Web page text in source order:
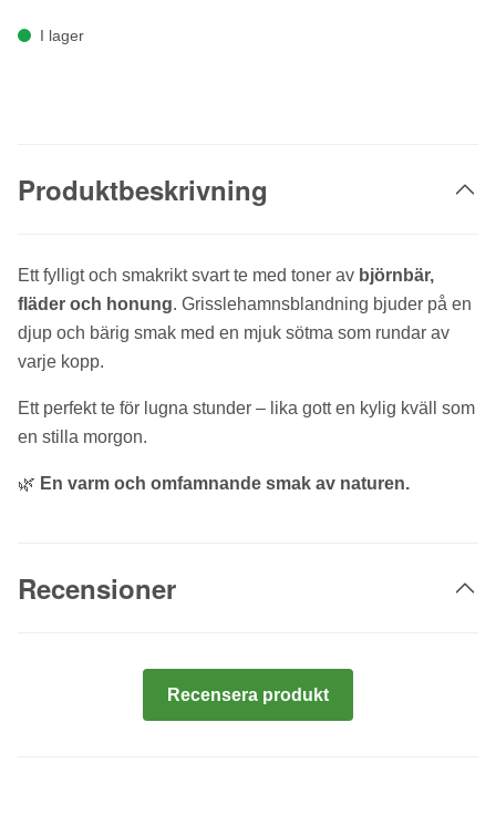
I lager
Produktbeskrivning
Ett fylligt och smakrikt svart te med toner av björnbär,
fläder och honung. Grisslehamnsblandning bjuder på en
djup och bärig smak med en mjuk sötma som rundar av
varje kopp.
Ett perfekt te för lugna stunder – lika gott en kylig kväll som
en stilla morgon.
🌿 En varm och omfamnande smak av naturen.
Recensioner
Recensera produkt